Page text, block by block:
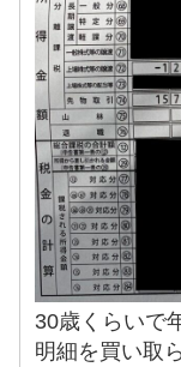
30歳くらいで
明細を買い取